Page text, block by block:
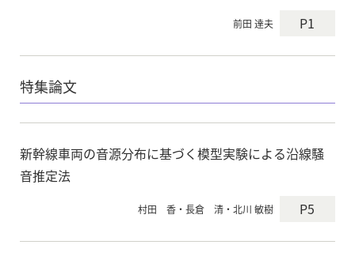
前田 達夫 P1
特集論文
新幹線車両の音源分布に基づく模型実験による沿線騒
音推定法
村田 香・長倉 清・北川 敏樹 P5